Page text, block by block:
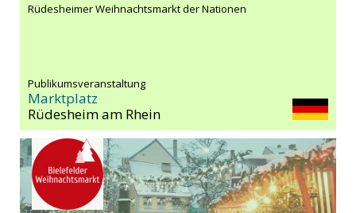
Rüdesheimer Weihnachtsmarkt der Nationen
Publikumsveranstaltung
Marktplatz
Rüdesheim am Rhein